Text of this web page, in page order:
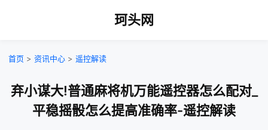
珂头网
首页 > 资讯中心 > 遥控解读
弃小谋大!普通麻将机万能遥控器怎么配对_
平稳摇骰怎么提高准确率-遥控解读